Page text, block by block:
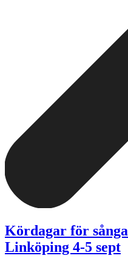
Kördagar för
Linköping 4-5 sept